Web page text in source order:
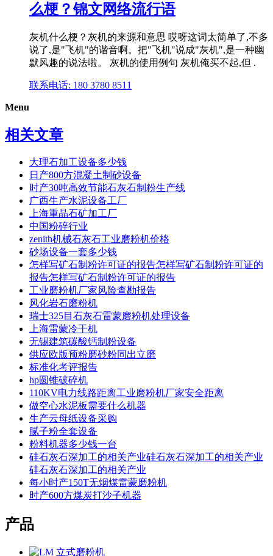
么梗？锦文网络流行语
灰机什么梗？灰机的来源和意思 哎呀这词太简单了,不多
说了,是"飞机"的谐音啊。把"飞机"说成"灰机",是一种幽
默风趣的说法啦。 灰机的使用例句 灰机俺买不起,但 .
联系电话: 180 3780 8511
Menu
相关文章
大理石加工设备多少钱
日产800方混凝土制砂设备
时产30吨高效节能石灰石制粉生产线
广西生产水泥设备工厂
上海重晶石矿加工厂
中国粉碎行业
zenith机械石灰石工业磨粉机价格
砂场设备一套多少钱
怎样写矿石制粉许可证的报告怎样写矿石制粉许可证的
报告怎样写矿石制粉许可证的报告
工业磨粉机厂家风险查勘报告
风化岩石磨粉机
瑞士325目石灰石雷蒙磨粉机处理设备
上海雷蒙冷干机
无锡建筑碳酸钙制粉设备
供应欧版预粉磨砂粉同出立磨
标准化考评报告
hp圆锥破碎机
110KV电力线路距离工业磨粉机厂家安全距离
做空心水泥板需要什么机器
生产云母纸设备采购
腻子粉全套设备
粉料机器多少钱一台
硅石灰石深加工的相关产业硅石灰石深加工的相关产业
硅石灰石深加工的相关产业
每小时产150T无烟煤雷蒙磨粉机
时产600方煤炭打沙子机器
产品